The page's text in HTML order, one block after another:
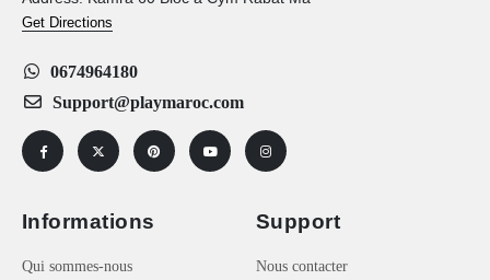
Get Directions
0674964180
Support@playmaroc.com
Informations
Qui sommes-nous
Support
Nous contacter